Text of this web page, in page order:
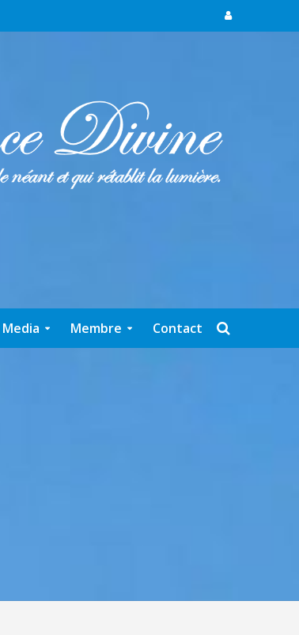
Media Membre Contact